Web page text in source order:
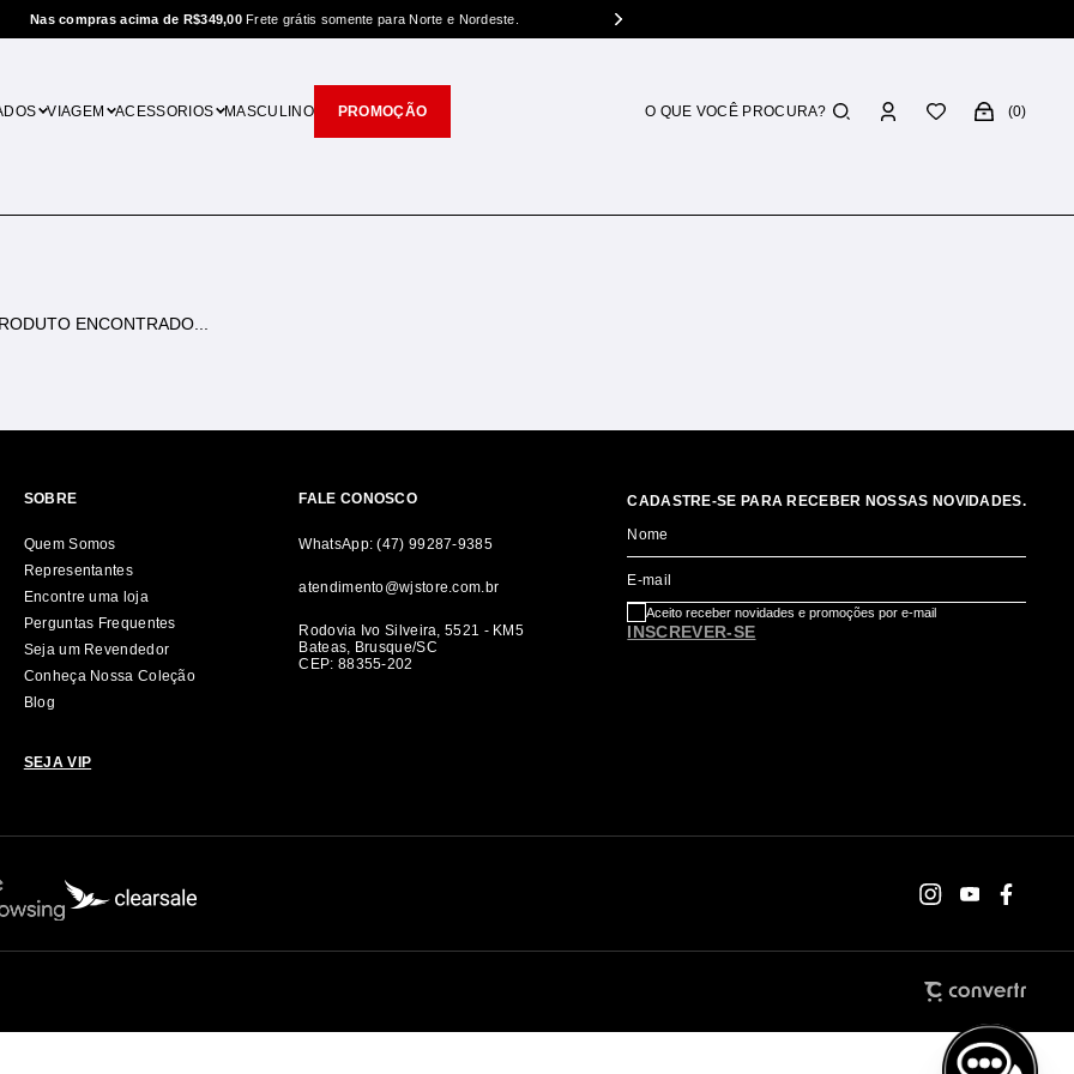
Nas compras acima de R$349,00Frete grátis somente para Norte e Nordeste.
VIAGEM ACESSORIOS MASCULINO PROMOÇÃO 0
ENCONTRADO...
SOBRE
Quem Somos
Representantes
Encontre uma loja
Perguntas Frequentes
Seja um Revendedor
Conheça Nossa Coleção
Blog
SEJA VIP
FALE CONOSCO
WhatsApp: (47) 99287-9385
atendimento@wjstore.com.br
Rodovia Ivo Silveira, 5521 - KM5
Bateas, Brusque/SC
CEP: 88355-202
CADASTRE-SE PARA RECEBER NOSSAS NOVIDADES.
Nome
E-mail
INSCREVER-SE
Aceito receber novidades e promoções por e-mail